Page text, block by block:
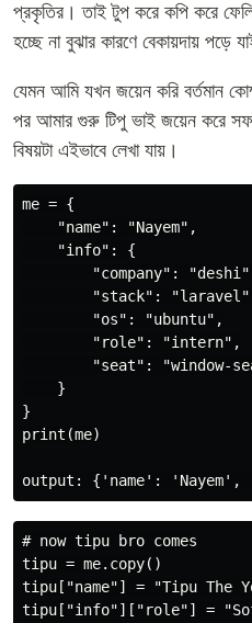
প্রকৃতির। তাই টুপ করে কপি করে
হচ্ছে না বুঝার কারণে বেকায়দায় পড়ে
যেমন আমি যখন জয়েন করি বর্তমান
পর আমার গুরু টিপু ভাই জয়েন করে
বিষয়টা এইভাবে লেখা যায়।
me = {
    "name": "Nayem",
    "info": {
"company":
"stack":
        "os": "ubuntu",
        "role": "intern",
"seat": "window-
    }
}
print(me)
# now tipu bro comes
tipu = me.copy()
tipu["name"] = "Tipu The
tipu["info"]["role"] =